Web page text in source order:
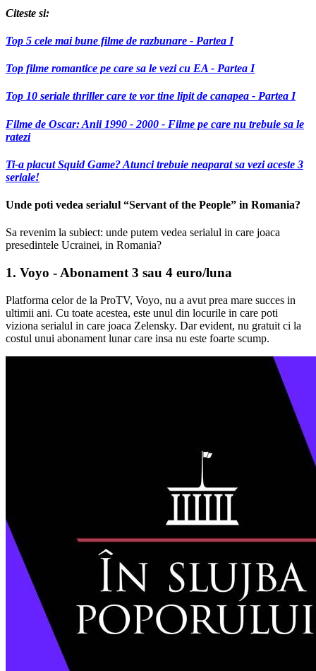
Citeste si:
Top 5 cele mai bune filme de razbunare - Partea I
Top filme romantice pe care sa le vezi cu EA - Partea I
Top 10 seriale thriller care te vor tine lipit de canapea - Partea I
Filme de Oscar: Anii 1990 - 2000 - Filme pe care nu trebuie sa le
ratezi
Ti-a placut Squid Game? Atunci trebuie neaparat sa vezi aceste 3
seriale!
Unde poti vedea serialul “Servant of the People” in Romania?
Sa revenim la subiect: unde putem vedea serialul in care joaca
presedintele Ucrainei, in Romania?
1. Voyo - Abonament 3 sau 4 euro/luna
Platforma celor de la ProTV, Voyo, nu a avut prea mare succes in
ultimii ani. Cu toate acestea, este unul din locurile in care poti
viziona serialul in care joaca Zelensky. Dar evident, nu gratuit ci la
costul unui abonament lunar care insa nu este foarte scump.